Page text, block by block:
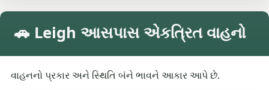
🚗 Leigh આસપાસ એકત્રિત વાહનો
વાહનનો પ્રકાર અને સ્થિતિ બંને ભાવને આકાર આપે છે.